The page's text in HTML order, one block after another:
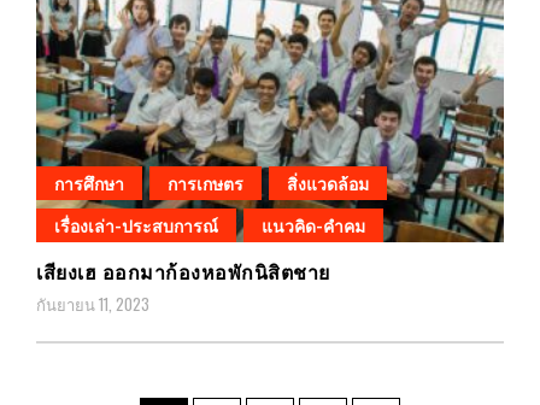
การศึกษา การเกษตร
สิ่งแวดล้อม
เรื่องเล่า-ประสบการณ์
แนวคิด-คำคม
เสียงเฮ ออกมาก้องหอพักนิสิตชาย
กันยายน 11, 2023